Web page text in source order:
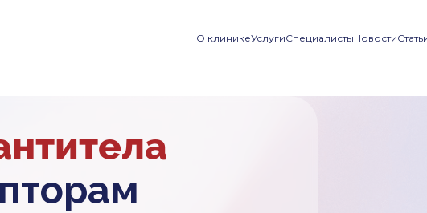
О клиникеУслугиСпециалистыНовости